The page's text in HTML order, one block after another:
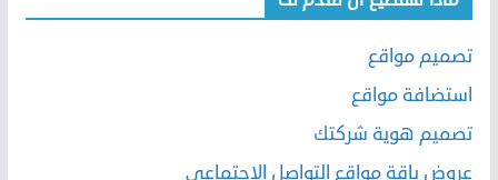
تصميم مواقع
استضافة مواقع
تصميم هوية شركتك
عروض باقة مواقع التواصل الاجتماعي